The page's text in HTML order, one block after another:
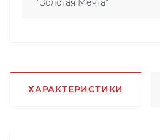
"Золотая Мечта"
ХАРАКТЕРИСТИКИ